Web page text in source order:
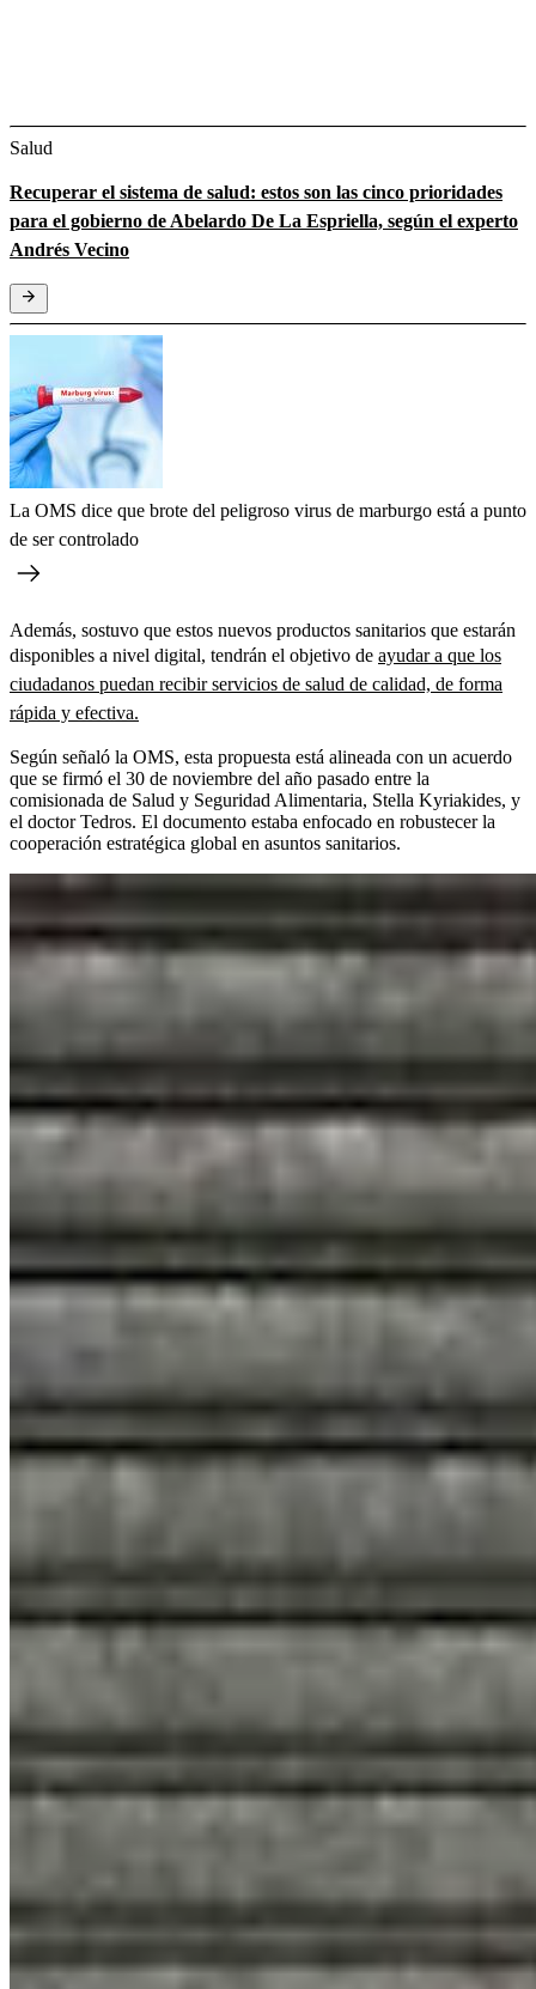
Salud
Recuperar el sistema de salud: estos son las cinco prioridades
para el gobierno de Abelardo De La Espriella, según el experto
Andrés Vecino
La OMS dice que brote del peligroso virus de marburgo está a punto
de ser controlado
Además, sostuvo que estos nuevos productos sanitarios que estarán
disponibles a nivel digital, tendrán el objetivo de ayudar a que los
ciudadanos puedan recibir servicios de salud de calidad, de forma
rápida y efectiva.
Según señaló la OMS, esta propuesta está alineada con un acuerdo
que se firmó el 30 de noviembre del año pasado entre la
comisionada de Salud y Seguridad Alimentaria, Stella Kyriakides, y
el doctor Tedros. El documento estaba enfocado en robustecer la
cooperación estratégica global en asuntos sanitarios.